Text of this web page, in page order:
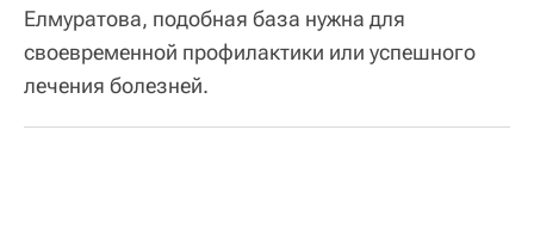
Елмуратова, подобная база нужна для
своевременной профилактики или успешного
лечения болезней.